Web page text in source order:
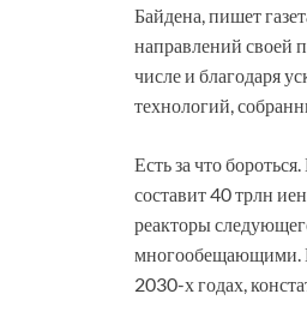
Байдена, пишет
направлений своей
числе и благодаря
технологий,
Есть за что
составит 40 трлн
реакторы
многообещающими.
2030-х годах,